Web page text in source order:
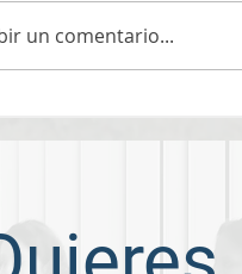
un comentario...